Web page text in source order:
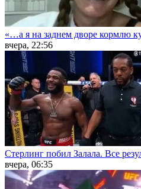
«…а я на заднем дворе кормлю
вчера, 22:56
Стерлинг побил Залала. Все
вчера, 06:35